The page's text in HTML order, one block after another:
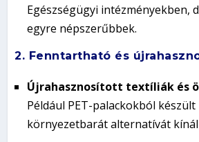
Egészségügyi intézményekben,
egyre népszerűbbek.
2. Fenntartható és
Újrahasznosított textíliák és
Például PET-palackokból
környezetbarát alternatívát